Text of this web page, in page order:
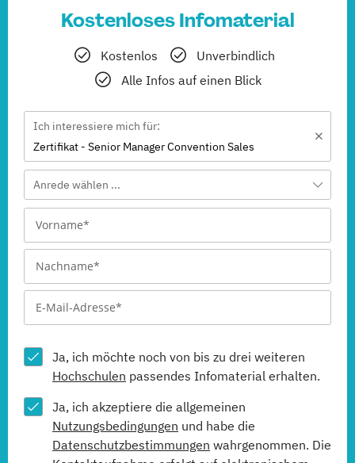
Kostenloses Infomaterial
Kostenlos
Unverbindlich
Alle Infos auf einen Blick
Ich interessiere mich für:
Zertifikat - Senior Manager Convention Sales
Anrede wählen ...
Ja, ich möchte noch von bis zu drei weiteren
Hochschulen passendes Infomaterial erhalten.
Ja, ich akzeptiere die allgemeinen
Nutzungsbedingungen und habe die
Datenschutzbestimmungen wahrgenommen. Die